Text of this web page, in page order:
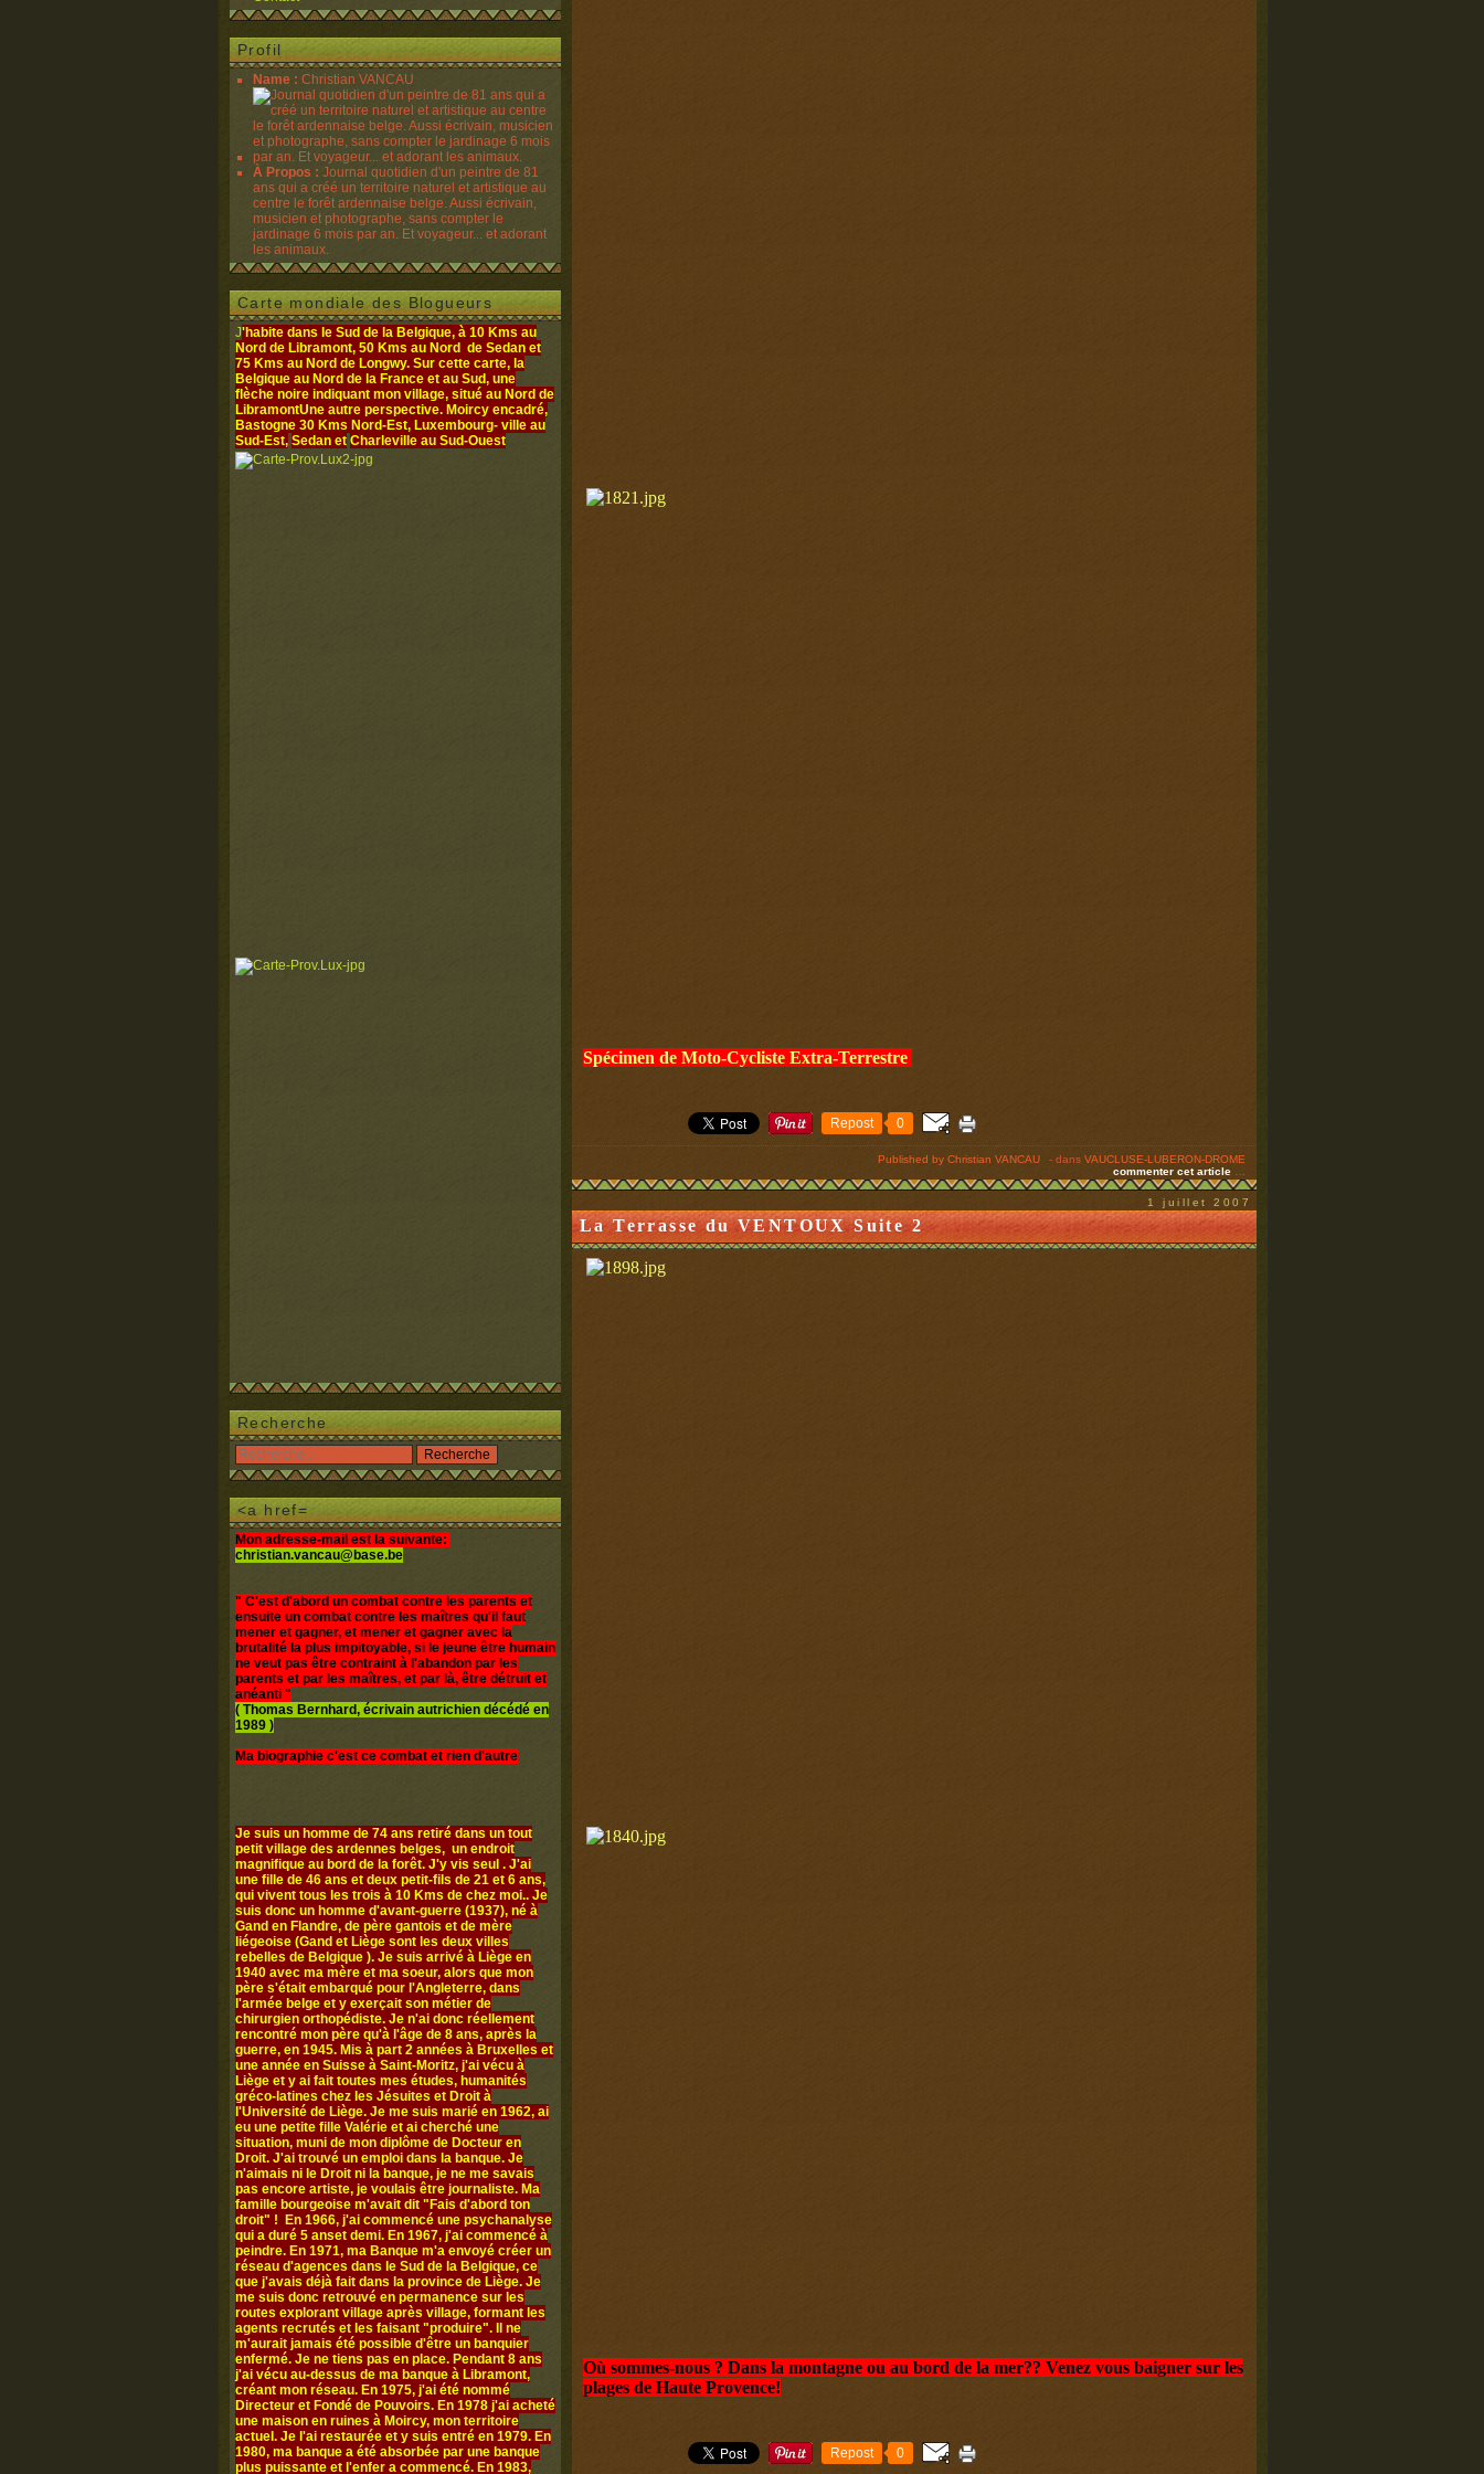
Profil
Name : Christian VANCAU
À Propos : Journal quotidien d'un peintre de 81
ans qui a créé un territoire naturel et artistique au
centre le forêt ardennaise belge. Aussi écrivain,
musicien et photographe, sans compter le
jardinage 6 mois par an. Et voyageur... et adorant
les animaux.
Carte mondiale des Blogueurs
J'habite dans le Sud de la Belgique, à 10 Kms au
Nord de Libramont, 50 Kms au Nord de Sedan et
75 Kms au Nord de Longwy. Sur cette carte, la
Belgique au Nord de la France et au Sud, une
flèche noire indiquant mon village, situé au Nord de
LibramontUne autre perspective. Moircy encadré,
Bastogne 30 Kms Nord-Est, Luxembourg- ville au
Sud-Est, Sedan et Charleville au Sud-Ouest
Recherche
<a href=
Mon adresse-mail est la suivante:
christian.vancau@base.be
" C'est d'abord un combat contre les parents et
ensuite un combat contre les maîtres qu'il faut
mener et gagner, et mener et gagner avec la
brutalité la plus impitoyable, si le jeune être humain
ne veut pas être contraint à l'abandon par les
parents et par les maîtres, et par là, être détruit et
anéanti "
( Thomas Bernhard, écrivain autrichien décédé en
1989 )
Ma biographie c'est ce combat et rien d'autre
Je suis un homme de 74 ans retiré dans un tout
petit village des ardennes belges, un endroit
magnifique au bord de la forêt. J'y vis seul . J'ai
une fille de 46 ans et deux petit-fils de 21 et 6 ans,
qui vivent tous les trois à 10 Kms de chez moi.. Je
suis donc un homme d'avant-guerre (1937), né à
Gand en Flandre, de père gantois et de mère
liégeoise (Gand et Liège sont les deux villes
rebelles de Belgique ). Je suis arrivé à Liège en
1940 avec ma mère et ma soeur, alors que mon
père s'était embarqué pour l'Angleterre, dans
l'armée belge et y exerçait son métier de
chirurgien orthopédiste. Je n'ai donc réellement
rencontré mon père qu'à l'âge de 8 ans, après la
guerre, en 1945. Mis à part 2 années à Bruxelles et
une année en Suisse à Saint-Moritz, j'ai vécu à
Liège et y ai fait toutes mes études, humanités
gréco-latines chez les Jésuites et Droit à
l'Université de Liège. Je me suis marié en 1962, ai
eu une petite fille Valérie et ai cherché une
situation, muni de mon diplôme de Docteur en
Droit. J'ai trouvé un emploi dans la banque. Je
n'aimais ni le Droit ni la banque, je ne me savais
pas encore artiste, je voulais être journaliste. Ma
famille bourgeoise m'avait dit "Fais d'abord ton
droit" ! En 1966, j'ai commencé une psychanalyse
qui a duré 5 anset demi. En 1967, j'ai commencé à
peindre. En 1971, ma Banque m'a envoyé créer un
réseau d'agences dans le Sud de la Belgique, ce
que j'avais déjà fait dans la province de Liège. Je
me suis donc retrouvé en permanence sur les
routes explorant village après village, formant les
agents recrutés et les faisant "produire". Il ne
m'aurait jamais été possible d'être un banquier
enfermé. Je ne tiens pas en place. Pendant 8 ans
j'ai vécu au-dessus de ma banque à Libramont,
créant mon réseau. En 1975, j'ai été nommé
Directeur et Fondé de Pouvoirs. En 1978 j'ai acheté
une maison en ruines à Moircy, mon territoire
actuel. Je l'ai restaurée et y suis entré en 1979. En
1980, ma banque a été absorbée par une banque
plus puissante et l'enfer a commencé. En 1983,
Spécimen de Moto-Cycliste Extra-Terrestre
Repost 0
Published by Christian VANCAU - dans VAUCLUSE-LUBERON-DROME
commenter cet article
1 juillet 2007
La Terrasse du VENTOUX Suite 2
Où sommes-nous ? Dans la montagne ou au bord de la mer?? Venez vous baigner sur les
plages de Haute Provence!
Repost 0